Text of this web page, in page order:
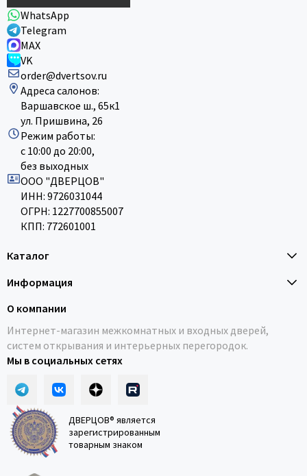
WhatsApp
Telegram
MAX
VK
order@dvertsov.ru
Адреса салонов:
Варшавское ш., 65к1
ул. Пришвина, 26
Режим работы:
с 10:00 до 20:00,
без выходных
ООО "ДВЕРЦОВ"
ИНН: 9726031044
ОГРН: 1227700855007
КПП: 772601001
Каталог
Информация
О компании
Интернет-магазин межкомнатных и входных дверей,
систем открывания и интерьерных перегородок.
Мы в социальных сетях
ДВЕРЦОВ® является
зарегистрированным
товарным знаком